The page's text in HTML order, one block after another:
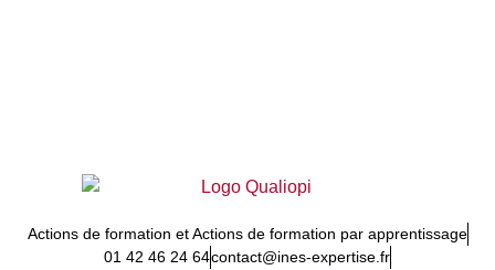
Actions de formation et Actions de formation par apprentissage
01 42 46 24 64contact@ines-expertise.fr